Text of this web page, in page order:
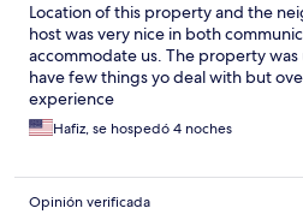
Location of this property and the
host was very nice in both
accommodate us. The property
have few things yo deal with but
experience
Hafiz, se hospedó 4 noches
Opinión verificada